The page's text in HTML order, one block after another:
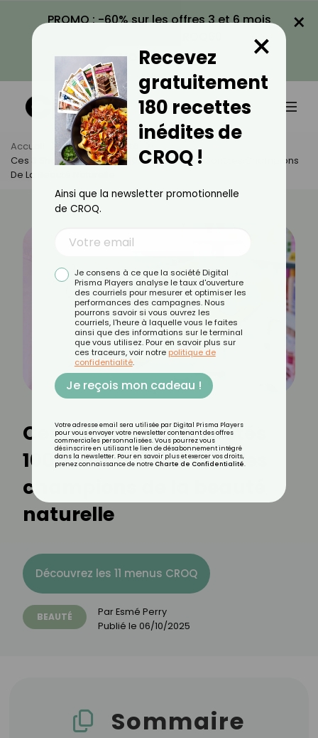
PROMO : -60% sur les offres 3 et 6 mois
VOIR LA PROMO
×
Accueil Actus
Beauté
Ces 3 Shampoings Notés 100/100 Sur Yuka Sont Les Champions
De La Beauté Naturelle
Ces 3 shampoings notés
100/100 sur Yuka sont les
champions de la beauté
naturelle
Découvrez les 11 menus CROQ
BEAUTÉ ParEsmé Perry
Publié le 06/10/2025
Sommaire
Recevez
gratuitement
180 recettes
inédites de
CROQ !
×
Ainsi que la newsletter promotionnelle
de CROQ.
Je consens à ce que la société Digital
Prisma Players analyse le taux d'ouverture
des courriels pour mesurer et optimiser les
performances des campagnes. Nous
pourrons savoir si vous ouvrez les
courriels, l'heure à laquelle vous le faites
ainsi que des informations sur le terminal
que vous utilisez. Pour en savoir plus sur
ces traceurs, voir notre politique de
confidentialité.
Je reçois mon cadeau !
Votre adresse email sera utilisée par Digital Prisma Players
pour vous envoyer votre newsletter contenant des offres
commerciales personnalisées. Vous pourrez vous
désinscrire en utilisant le lien de désabonnement intégré
dans la newsletter. Pour en savoir plus et exercer vos droits,
prenez connaissance de notre Charte de Confidentialité.